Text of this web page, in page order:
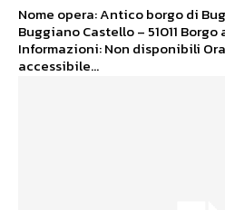
Nome opera: Antico borgo di
Buggiano Castello – 51011
Informazioni: Non disponibili
accessibile...